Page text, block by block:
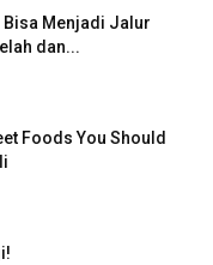
Bisa Menjadi Jalur
dan...
Foods You Should